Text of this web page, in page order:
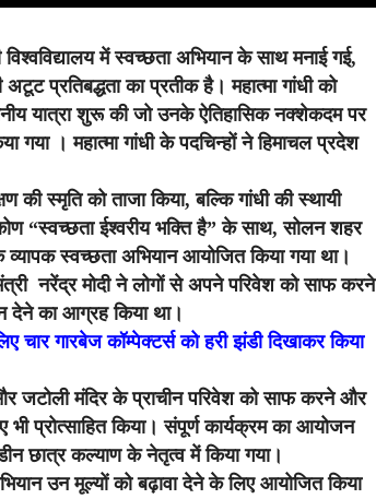
विश्वविद्यालय में स्वच्छता अभियान के साथ मनाई गई,
प्रतिबद्धता का प्रतीक है। महात्मा गांधी को
यात्रा शुरू की जो उनके ऐतिहासिक नक्शेकदम पर
गया । महात्मा गांधी के पदचिन्हों ने हिमाचल प्रदेश
स्मृति को ताजा किया, बल्कि गांधी की स्थायी
“स्वच्छता ईश्वरीय भक्ति है” के साथ, सोलन शहर
स्वच्छता अभियान आयोजित किया गया था।
नरेंद्र मोदी ने लोगों से अपने परिवेश को साफ करने
देने का आग्रह किया था।
चार गारबेज कॉम्पेक्टर्स को हरी झंडी दिखाकर किया
जटोली मंदिर के प्राचीन परिवेश को साफ करने और
प्रोत्साहित किया। संपूर्ण कार्यक्रम का आयोजन
छात्र कल्याण के नेतृत्व में किया गया।
उन मूल्यों को बढ़ावा देने के लिए आयोजित किया